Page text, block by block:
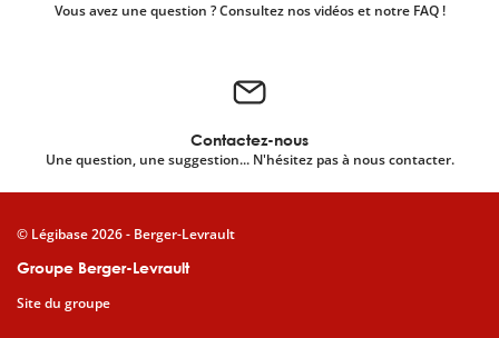
Vous avez une question ? Consultez nos vidéos et notre FAQ !
Contactez-nous
Une question, une suggestion... N'hésitez pas à nous contacter.
Groupe Berger-Levrault
Site du groupe
© Légibase 2026 - Berger-Levrault